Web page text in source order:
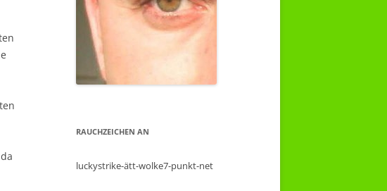
RAUCHZEICHEN AN
luckystrike-ätt-wolke7-punkt-net